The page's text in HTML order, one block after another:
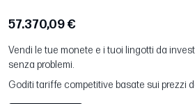
57.370,09 €
Vendi le tue monete e i tuoi lingotti da
senza problemi.
Goditi tariffe competitive basate sui prezzi